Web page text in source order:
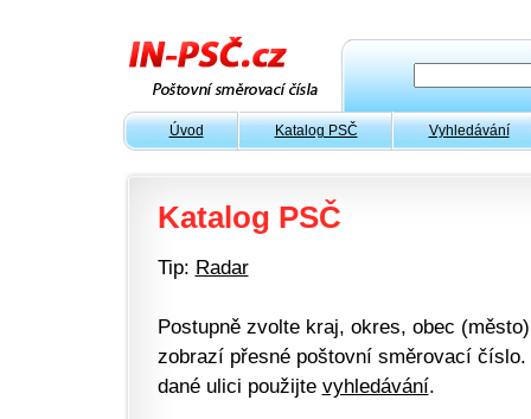
Úvod Katalog PSČ Vyhledávání
Katalog PSČ
Tip: Radar
Postupně zvolte kraj, okres, obec
zobrazí přesné poštovní směrovací
dané ulici použijte vyhledávání.